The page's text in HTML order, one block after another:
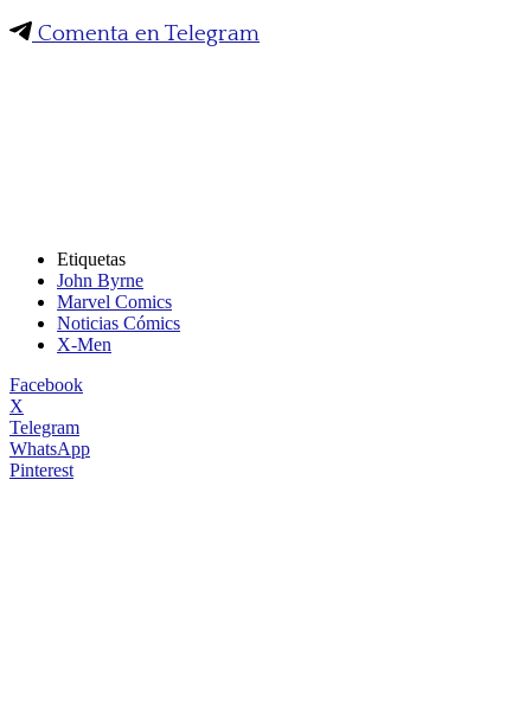
Comenta en Telegram
Etiquetas
John Byrne
Marvel Comics
Noticias Cómics
X-Men
Facebook
X
Telegram
WhatsApp
Pinterest